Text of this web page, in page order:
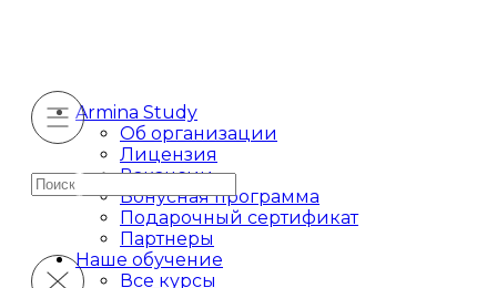
Armina Study
Об организации
Лицензия
Вакансии
Бонусная программа
Подарочный сертификат
Партнеры
Наше обучение
Все курсы
Искать: